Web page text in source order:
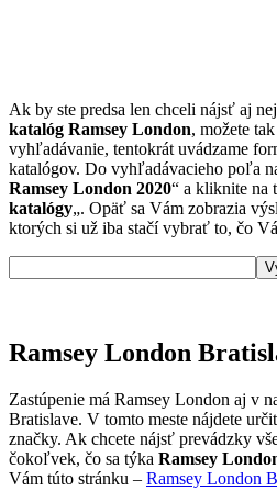
Ak by ste predsa len chceli nájsť aj
katalóg Ramsey London, možete
vyhľadávanie, tentokrát uvádzame
katalógov. Do vyhľadávacieho poľa
Ramsey London 2020“ a kliknite na
katalógy„. Opäť sa Vám zobrazia
ktorých si už iba stačí vybrať to, čo
Ramsey London
Zastúpenie má Ramsey London aj v
Bratislave. V tomto meste nájdete
značky. Ak chcete nájsť prevádzky
čokoľvek, čo sa týka Ramsey
Vám túto stránku – Ramsey London